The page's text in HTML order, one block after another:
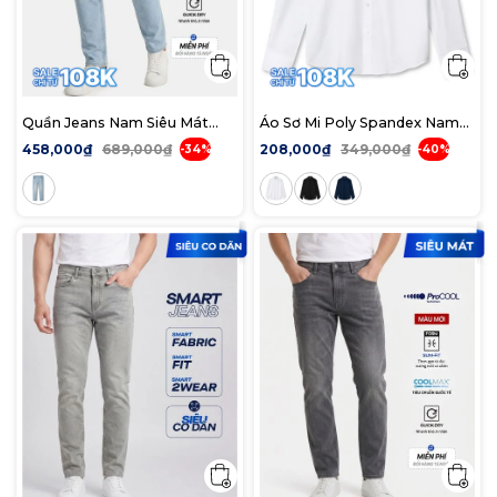
Quần Jeans Nam Siêu Mát
Ống Ôm ProCOOL Bright Sky
Blue Form Slim
458,000₫ 689,000₫ -34%
Áo Sơ Mi Poly Spandex Nam
Tay Dài Trơn Phối Subtle
Stripe Form Slim
208,000₫ 349,000₫ -40%